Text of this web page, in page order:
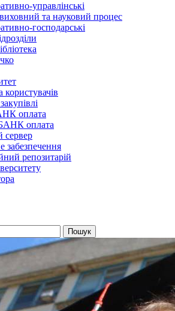
управлінські
та науковий процес
господарські
користувачів
оплата
оплата
забезпечення
репозитарій
Пошук